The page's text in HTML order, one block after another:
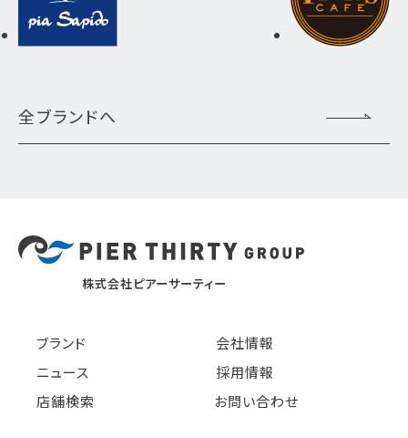
全ブランドへ
株式会社ピアーサーティー
ブランド
会社情報
ニュース
採用情報
店舗検索
お問い合わせ